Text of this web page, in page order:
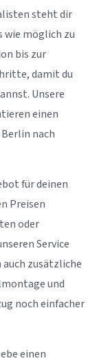
steht dir
wie möglich zu
bis zur
damit du
Unsere
einen
nach
für deinen
Preisen
oder
Service
auch zusätzliche
und
noch einfacher
einen